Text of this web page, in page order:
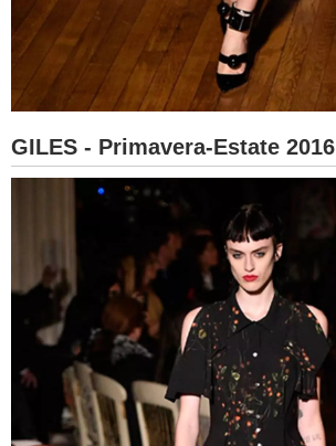
GILES - Primavera-Estate 2016